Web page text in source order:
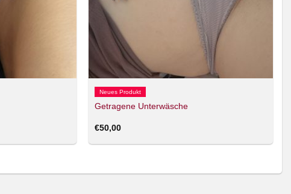
Neues Produkt
Getragene Unterwäsche
€50,00